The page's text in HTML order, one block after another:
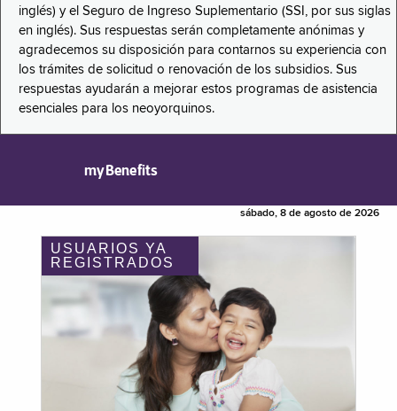
inglés) y el Seguro de Ingreso Suplementario (SSI, por sus siglas
en inglés). Sus respuestas serán completamente anónimas y
agradecemos su disposición para contarnos su experiencia con
los trámites de solicitud o renovación de los subsidios. Sus
respuestas ayudarán a mejorar estos programas de asistencia
esenciales para los neoyorquinos.
myBenefits
sábado, 8 de agosto de 2026
USUARIOS YA
REGISTRADOS